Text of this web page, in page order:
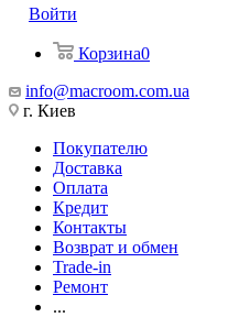
Войти
Корзина0
info@macroom.com.ua
г. Киев
Покупателю
Доставка
Оплата
Кредит
Контакты
Возврат и обмен
Trade-in
Ремонт
...